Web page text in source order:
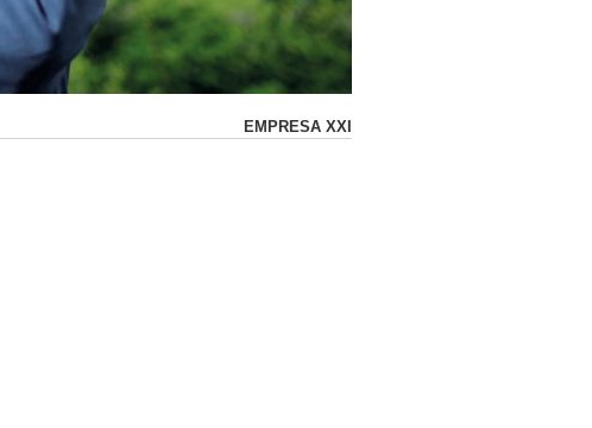
EMPRESA XXI